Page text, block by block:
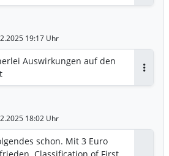
19:17 Uhr
Auswirkungen auf den
18:02 Uhr
schon. Mit 3 Euro